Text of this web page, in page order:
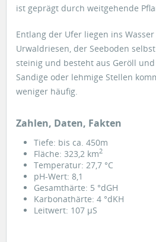
ist geprägt durch weitgehende
Entlang der Ufer liegen ins
Urwaldriesen, der Seeboden
steinig und besteht aus Geröll und
Sandige oder lehmige Stellen
weniger häufig.
Zahlen, Daten, Fakten
Tiefe: bis ca. 450m
Fläche: 323,2 km2
Temperatur: 27,7 °C
pH-Wert: 8,1
Gesamthärte: 5 °dGH
Karbonathärte: 4 °dKH
Leitwert: 107 µS